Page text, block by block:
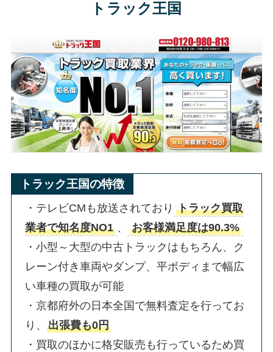
トラック王国
トラック王国の特徴
・テレビCMも放送されており トラック買取
業者で知名度NO1 、
お客様満足度は90.3%
・小型～大型の中古トラックはもちろん、ク
レーン付き車両やダンプ、平ボディまで幅広
い車種の買取が可能
・京都府外の日本全国で無料査定を行ってお
り、出張費も0円
・買取のほかに格安販売も行っているため買